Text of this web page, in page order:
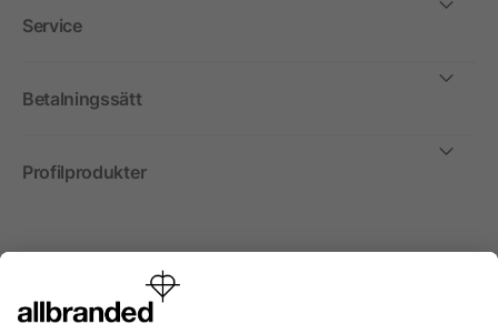
Service
Betalningssätt
Profilprodukter
Internationellt